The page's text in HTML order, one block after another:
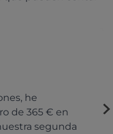
he
de 365 € en
segunda